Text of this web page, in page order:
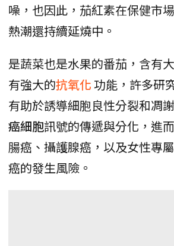
噪，也因此，茄紅素在保健市
熱潮還持續延燒中。
是蔬菜也是水果的番茄，含有
有強大的抗氧化 功能，許多研
有助於誘導細胞良性分裂和凋
癌細胞訊號的傳遞與分化，進
腸癌、攝護腺癌，以及女性專
癌的發生風險。